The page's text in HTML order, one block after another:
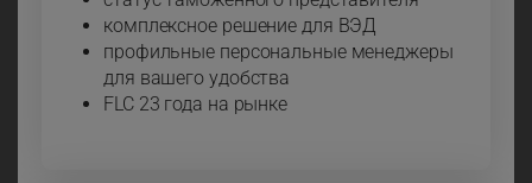
комплексное решение для ВЭД
профильные персональные менеджеры
для вашего удобства
FLC 23 года на рынке